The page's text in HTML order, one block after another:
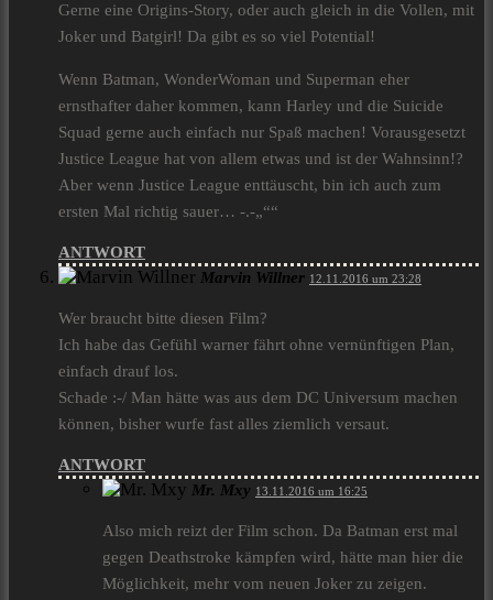
Gerne eine Origins-Story, oder auch gleich in die Vollen, mit
Joker und Batgirl! Da gibt es so viel Potential!
Wenn Batman, WonderWoman und Superman eher
ernsthafter daher kommen, kann Harley und die Suicide
Squad gerne auch einfach nur Spaß machen! Vorausgesetzt
Justice League hat von allem etwas und ist der Wahnsinn!?
Aber wenn Justice League enttäuscht, bin ich auch zum
ersten Mal richtig sauer… -.-„““
ANTWORT
Marvin Willner 12.11.2016 um 23:28
Wer braucht bitte diesen Film?
Ich habe das Gefühl warner fährt ohne vernünftigen Plan,
einfach drauf los.
Schade :-/ Man hätte was aus dem DC Universum machen
können, bisher wurfe fast alles ziemlich versaut.
ANTWORT
Mr. Mxy 13.11.2016 um 16:25
Also mich reizt der Film schon. Da Batman erst mal
gegen Deathstroke kämpfen wird, hätte man hier die
Möglichkeit, mehr vom neuen Joker zu zeigen.